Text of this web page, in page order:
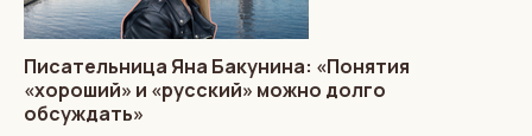
Писательница Яна Бакунина: «Понятия
«хороший» и «русский» можно долго
обсуждать»